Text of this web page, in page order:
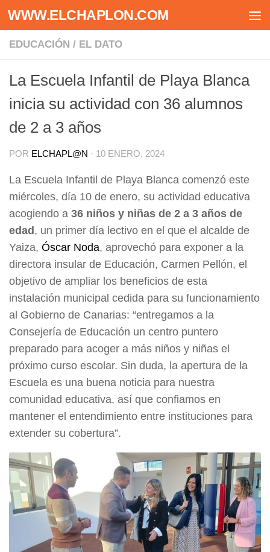
Saltar al contenido
WWW.ELCHAPLON.COM
EDUCACIÓN / EL DATO
La Escuela Infantil de Playa Blanca
inicia su actividad con 36 alumnos
de 2 a 3 años
POR ELCHAPL@N · 10 ENERO, 2024
La Escuela Infantil de Playa Blanca comenzó este
miércoles, día 10 de enero, su actividad educativa
acogiendo a 36 niños y niñas de 2 a 3 años de
edad , un primer día lectivo en el que el alcalde de
Yaiza, Óscar Noda, aprovechó para exponer a la
directora insular de Educación, Carmen Pellón, el
objetivo de ampliar los beneficios de esta
instalación municipal cedida para su funcionamiento
al Gobierno de Canarias: “entregamos a la
Consejería de Educación un centro puntero
preparado para acoger a más niños y niñas el
próximo curso escolar. Sin duda, la apertura de la
Escuela es una buena noticia para nuestra
comunidad educativa, así que confiamos en
mantener el entendimiento entre instituciones para
extender su cobertura”.